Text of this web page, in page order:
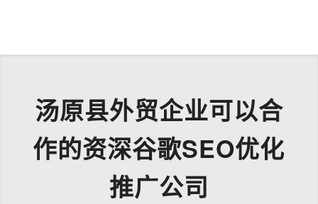
汤原县外贸企业可以合
作的资深谷歌SEO优化
推广公司